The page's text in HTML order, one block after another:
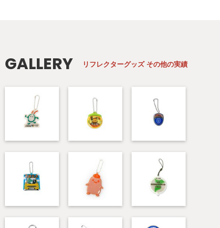
GALLERY リフレクターグッズ その他の実績